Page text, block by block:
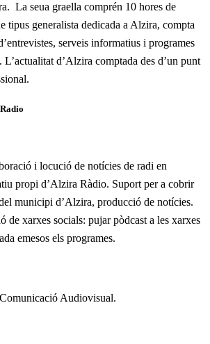
La seua graella comprén 10 hores de
tipus generalista dedicada a Alzira, compta
serveis informatius i programes
L’actualitat d’Alzira comptada des d’un punt
i locució de notícies de radi en
propi d’Alzira Ràdio. Suport per a cobrir
municipi d’Alzira, producció de notícies.
de xarxes socials: pujar pòdcast a les xarxes
emesos els programes.
Audiovisual.